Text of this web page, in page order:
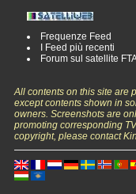
Frequenze Feed
I Feed più recenti
Forum sul satellite
All contents on this site are
except contents shown in
owners. Screenshots are
promoting corresponding
copyright, please contact